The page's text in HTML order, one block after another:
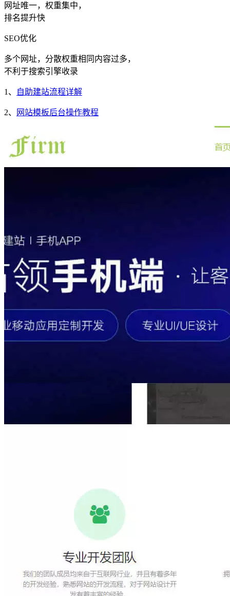
网址唯一，权重集中，
排名提升快
SEO优化
多个网址，分散权重相同内容过多，
不利于搜索引擎收录
1、 自助建站流程详解
2、 网站模板后台操作教程